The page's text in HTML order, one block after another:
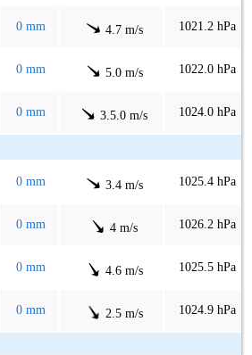
0 mm 4.7 m/s 1021.2 hPa
0 mm 5.0 m/s 1022.0 hPa
0 mm 3.5.0 m/s 1024.0 hPa
0 mm 3.4 m/s 1025.4 hPa
0 mm 4 m/s 1026.2 hPa
0 mm 4.6 m/s 1025.5 hPa
0 mm 2.5 m/s 1024.9 hPa